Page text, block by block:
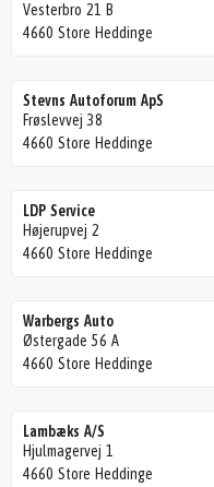
Vesterbro 21 B
4660 Store Heddinge
Stevns Autoforum ApS
Frøslevvej 38
4660 Store Heddinge
LDP Service
Højerupvej 2
4660 Store Heddinge
Warbergs Auto
Østergade 56 A
4660 Store Heddinge
Lambæks A/S
Hjulmagervej 1
4660 Store Heddinge